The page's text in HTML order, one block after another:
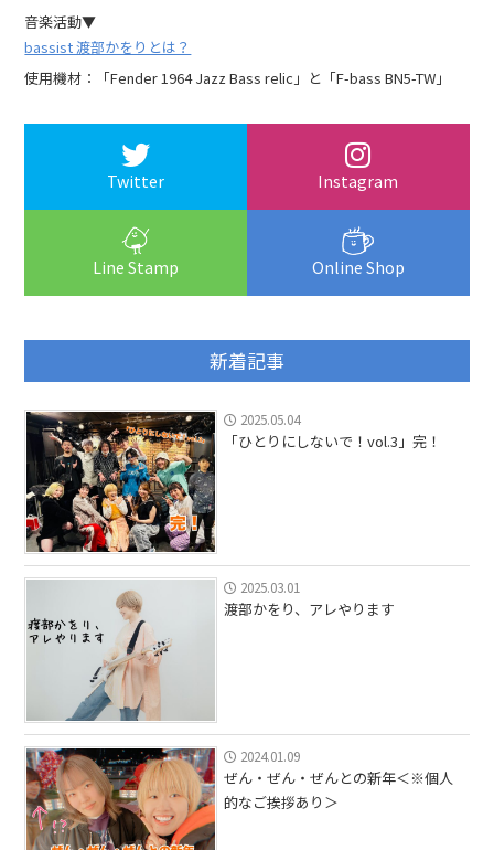
音楽活動▼
bassist 渡部かをりとは？
使用機材：「Fender 1964 Jazz Bass relic」と「F-bass BN5-TW」
Twitter Instagram
Line Stamp Online Shop
新着記事
2025.05.04
「ひとりにしないで！vol.3」完！
2025.03.01
渡部かをり、アレやります
2024.01.09
ぜん・ぜん・ぜんとの新年＜※個人
的なご挨拶あり＞